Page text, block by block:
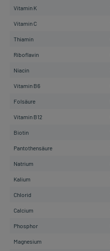
Vitamin K
Vitamin C
Thiamin
Riboflavin
Niacin
Vitamin B6
Folsäure
Vitamin B12
Biotin
Pantothensäure
Natrium
Kalium
Chlorid
Calcium
Phosphor
Magnesium